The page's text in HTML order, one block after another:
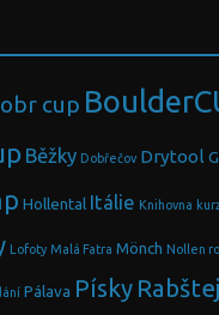
cup
Běžky Dobřečov Drytool
Hollental Itálie Knihovna
Lofoty Malá Fatra Mönch Nollen
Pálava Písky